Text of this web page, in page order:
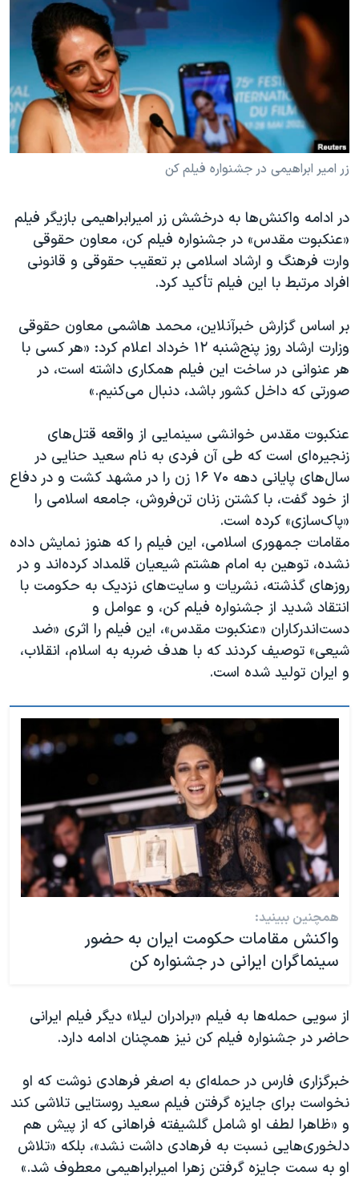
فرهنگ و زندگی
حقوق شهروندی
اقتصادی
علم و فناوری
اسرائیل در جنگ
مستندها
انتخابات ریاست جمهوری آمریکا ۲۰۲۴
حمله جمهوری اسلامی به اسرائیل
رمز مهسا
ورزش زنان در ایران
اعتراضات زن، زندگی، آزادی
تریبونال مردمی آبان ۹۸
دادگاه حمید نوری
چهل سال گروگان‌گیری
اعتراضات مردمی آبان ۹۸
اسرائیل در جنگ
نرگس محمدی برنده جایزه نوبل صلح
صفحه‌های ویژه
سفر پرزیدنت ترامپ به چین
دنبال کنید
زبانهای مختلف
زر امیر ابراهیمی در جشنواره فیلم کن
در ادامه واکنش‌ها به درخشش زر امیرابراهیمی بازیگر فیلم
«عنکبوت مقدس» در جشنواره فیلم کن، معاون حقوقی
وارت فرهنگ و ارشاد اسلامی بر تعقیب حقوقی و قانونی
افراد مرتبط با این فیلم تأکید کرد.
بر اساس گزارش خبرآنلاین، محمد هاشمی معاون حقوقی
وزارت ارشاد روز پنج‌شنبه ۱۲ خرداد اعلام کرد: «هر کسی با
هر عنوانی در ساخت این فیلم همکاری داشته است، در
صورتی که داخل کشور باشد، دنبال می‌کنیم.»
عنکبوت مقدس خوانشی سینمایی از واقعه قتل‌های
زنجیره‌ای است که طی آن فردی به نام سعید حنایی در
سال‌های پایانی دهه ۷۰ ۱۶ زن را در مشهد کشت و در دفاع
از خود گفت، با کشتن زنان تن‌فروش، جامعه اسلامی را
«پاک‌سازی» کرده است.
مقامات جمهوری اسلامی، این فیلم را که هنوز نمایش داده
نشده، توهین به امام هشتم شیعیان قلمداد کرده‌اند و در
روزهای گذشته، نشریات و سایت‌های نزدیک به حکومت با
انتقاد شدید از جشنواره فیلم کن، و عوامل و
دست‌اندرکاران «عنکبوت مقدس»، این فیلم را اثری «ضد
شیعی» توصیف کردند که با هدف ضربه به اسلام، انقلاب،
و ایران تولید شده است.
همچنین ببینید:
واکنش مقامات حکومت ایران به حضور
سینماگران ایرانی در جشنواره کن
از سویی حمله‌ها به فیلم «برادران لیلا» دیگر فیلم ایرانی
حاضر در جشنواره فیلم کن نیز همچنان ادامه دارد.
خبرگزاری فارس در حمله‌ای به اصغر فرهادی نوشت که او
نخواست برای جایزه گرفتن فیلم سعید روستایی تلاشی کند
و «ظاهرا لطف او شامل گلشیفته فراهانی که از پیش هم
دلخوری‌هایی نسبت به فرهادی داشت نشد»، بلکه «تلاش
او به‌ سمت جایزه گرفتن زهرا امیرابراهیمی معطوف شد.»